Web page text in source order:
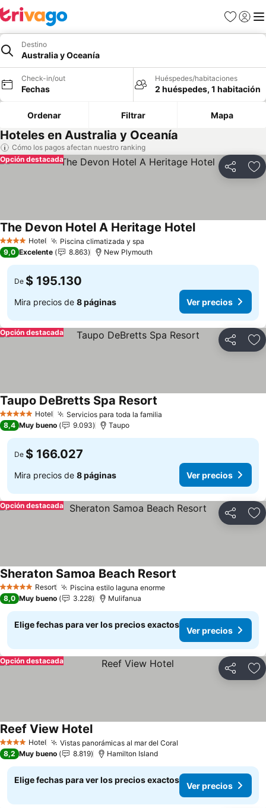
Favoritos
Iniciar
Destino
Australia y Oceanía
Check-in/out
Fechas
Huéspedes/habitaciones
2 huéspedes, 1 habitación
Ordenar Filtrar Mapa
Hoteles en Australia y Oceanía
Cómo los pagos afectan nuestro ranking
Compartir
Opción destacada
4 EstrellasHotel Piscina climatizada y spa
The Devon Hotel A Heritage HotelVer precios
9,0 Excelente 8.863 New Plymouth
De $ 195.130
Mira precios de 8 páginas Ver precios
Compartir
Opción destacada
5 Estrellas Hotel Servicios para toda la familia
Taupo DeBretts Spa Resort
8,4 Muy bueno 9.093 Taupo
De $ 166.027
Mira precios de 8 páginas Ver precios
Compartir
Opción destacada
5 Estrellas Resort Piscina estilo laguna enormeVer precios
Sheraton Samoa Beach Resort
8,0 Muy bueno 3.228 Mulifanua
Elige fechas para ver los precios exactos
Ver precios
Compartir
Opción destacada
4 EstrellasHotel Vistas panorámicas al mar del Coral
Reef View HotelVer precios
8,2 Muy bueno 8.819 Hamilton Island
Elige fechas para ver los precios exactos
Ver precios